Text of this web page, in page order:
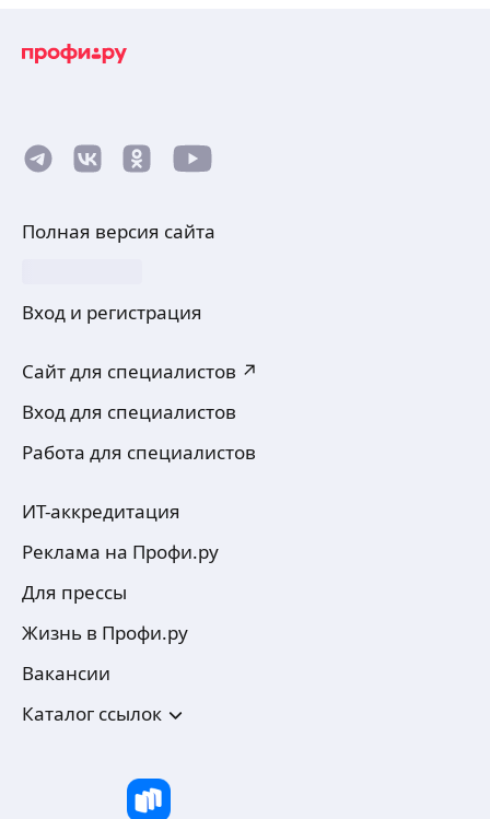
Полная версия сайта
Вход и регистрация
Сайт для специалистов ↗
Вход для специалистов
Работа для специалистов
ИТ-аккредитация
Реклама на Профи.ру
Для прессы
Жизнь в Профи.ру
Вакансии
Каталог ссылок